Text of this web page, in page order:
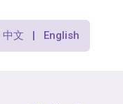
中文 | English